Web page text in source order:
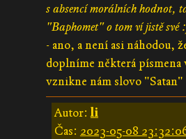
s absencí morálních hodnot,
"Baphomet" o tom ví jistě své
- ano, a není asi náhodou,
doplníme některá
vznikne nám slovo "Satan"
Autor:li
Čas: 2023-05-08